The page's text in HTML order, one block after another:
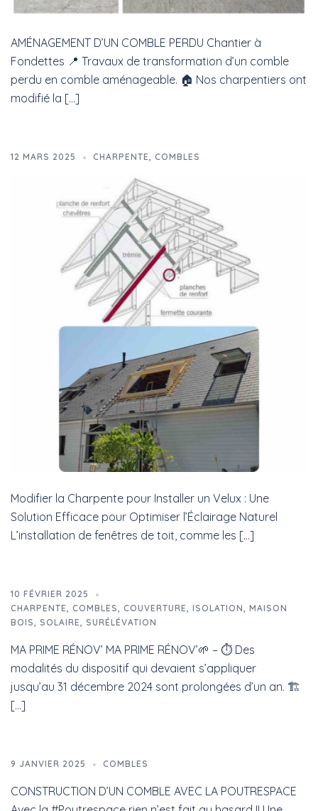
AMÉNAGEMENT D’UN COMBLE PERDU Chantier à
Fondettes 📍 Travaux de transformation d’un comble
perdu en comble aménageable. 🏠 Nos charpentiers ont
modifié la […]
12 MARS 2025 CHARPENTE COMBLES
Modifier la Charpente pour Installer un Velux : Une
Solution Efficace pour Optimiser l’Éclairage Naturel
L’installation de fenêtres de toit, comme les […]
10 FÉVRIER 2025
CHARPENTE
COMBLES COUVERTURE ISOLATION
MAISON
BOIS
SOLAIRE SURÉLÉVATION
MA PRIME RÉNOV’ MA PRIME RÉNOV’🌱 – ⏱️ Des
modalités du dispositif qui devaient s’appliquer
jusqu’au 31 décembre 2024 sont prolongées d’un an. 🏗️
[…]
9 JANVIER 2025 COMBLES
CONSTRUCTION D’UN COMBLE AVEC LA POUTRESPACE